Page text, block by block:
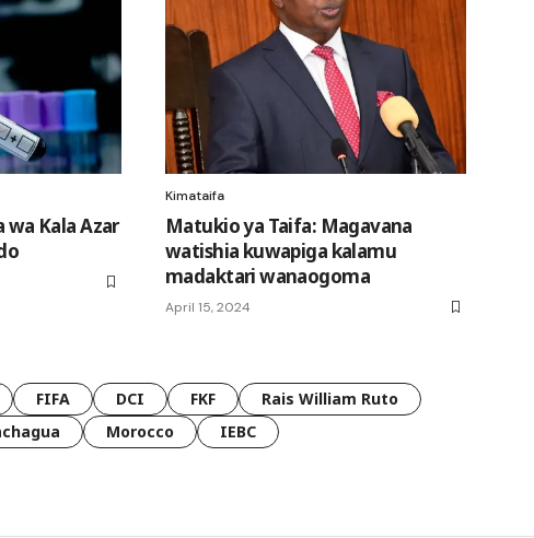
wa Kala Azar
Kimataifa
Matukio ya Taifa: Magavana
watishia kuwapiga kalamu
madaktari wanaogoma
April 15, 2024
FIFA DCI FKF
Rais William Ruto
Morocco IEBC